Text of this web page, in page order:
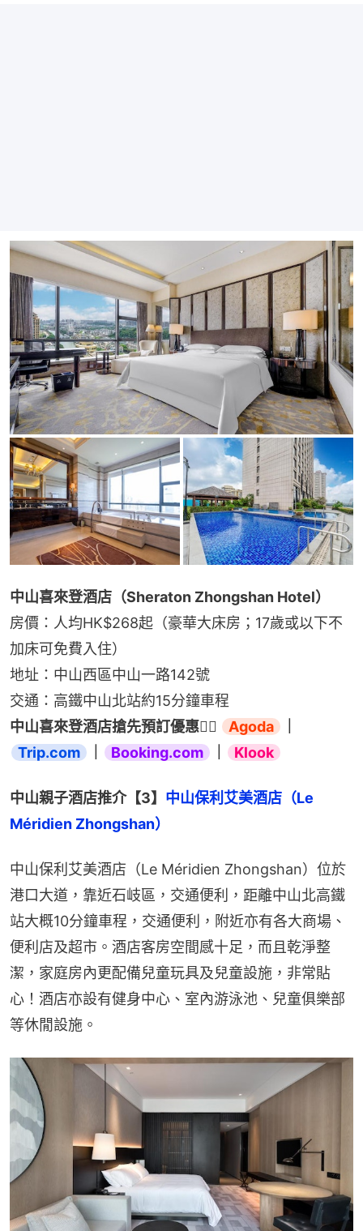
中山喜來登酒店（Sheraton Zhongshan Hotel）
房價：人均HK$268起（豪華大床房；17歲或以下不
加床可免費入住）
地址：中山西區中山一路142號
交通：高鐵中山北站約15分鐘車程
中山喜來登酒店搶先預訂優惠👉🏻
Agoda
Trip.com
Booking.com Klook
中山親子酒店推介【3】 中山保利艾美酒店（Le
Méridien Zhongshan）
中山保利艾美酒店（Le Méridien Zhongshan）位於
港口大道，靠近石岐區，交通便利，距離中山北高鐵
站大概10分鐘車程，交通便利，附近亦有各大商場、
便利店及超市。酒店客房空間感十足，而且乾淨整
潔，家庭房內更配備兒童玩具及兒童設施，非常貼
心！酒店亦設有健身中心、室內游泳池、兒童俱樂部
等休閒設施。